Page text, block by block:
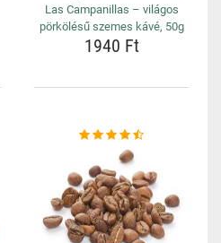
Las Campanillas – világos
pörkölésű szemes kávé, 50g
1940 Ft